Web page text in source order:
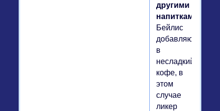
другими
напитками.
Бейлис
добавляют
в
несладкий
кофе, в
этом
случае
ликер